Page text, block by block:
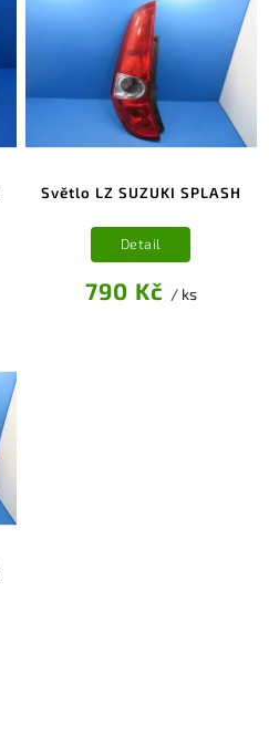
Světlo LZ SUZUKI SPLASH
790 Kč / ks
Detail